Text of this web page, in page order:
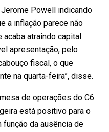
Powell indicando
a inflação parece não
acaba atraindo capital
apresentação, pelo
fiscal, o que
na quarta-feira”, disse.
de operações do C6
está positivo para o
função da ausência de